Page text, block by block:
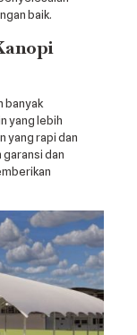
baik.
banyak
yang lebih
yang rapi dan
garansi dan